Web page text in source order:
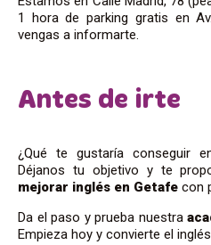
1 hora de parking gratis en
vengas a informarte.
Antes de irte
¿Qué te gustaría conseguir
Déjanos tu objetivo y te
mejorar inglés en Getafe con
Da el paso y prueba nuestra
Empieza hoy y convierte el